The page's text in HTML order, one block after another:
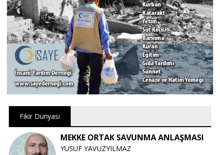
Fikir Dünyası
MEKKE ORTAK SAVUNMA ANLAŞMASI
YUSUF YAVUZYILMAZ